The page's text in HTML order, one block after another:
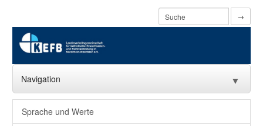
→
Navigation ▼
Sprache und Werte